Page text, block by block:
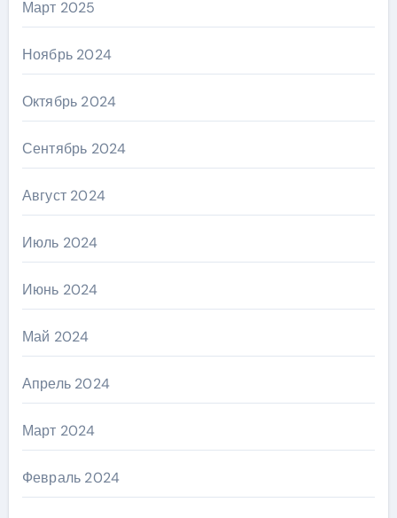
Март 2025
Ноябрь 2024
Октябрь 2024
Сентябрь 2024
Август 2024
Июль 2024
Июнь 2024
Май 2024
Апрель 2024
Март 2024
Февраль 2024